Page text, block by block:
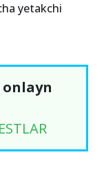
yetakchi